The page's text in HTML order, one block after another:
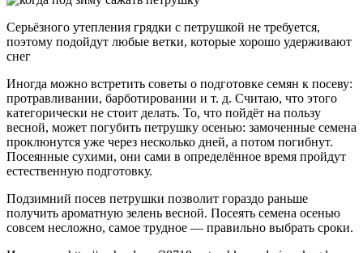
Серьёзного утепления грядки с петрушкой не требуется,
поэтому подойдут любые ветки, которые хорошо удерживают
снег
Иногда можно встретить советы о подготовке семян к посеву:
протравливании, барботировании и т. д. Считаю, что этого
категорически не стоит делать. То, что пойдёт на пользу
весной, может погубить петрушку осенью: замоченные семена
проклюнутся уже через несколько дней, а потом погибнут.
Посеянные сухими, они сами в определённое время пройдут
естественную подготовку.
Подзимний посев петрушки позволит гораздо раньше
получить ароматную зелень весной. Посеять семена осенью
совсем несложно, самое трудное — правильно выбрать сроки.